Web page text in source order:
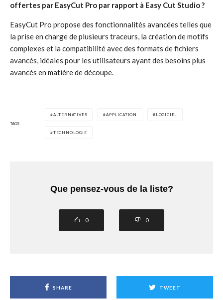
offertes par EasyCut Pro par rapport à Easy Cut Studio ?
EasyCut Pro propose des fonctionnalités avancées telles que
la prise en charge de plusieurs traceurs, la création de motifs
complexes et la compatibilité avec des formats de fichiers
avancés, idéales pour les utilisateurs ayant des besoins plus
avancés en matière de découpe.
TAGS
ALTERNATIVES APPLICATION LOGICIEL
TECHNOLOGIE
Que pensez-vous de la liste?
0 0
SHARE TWEET